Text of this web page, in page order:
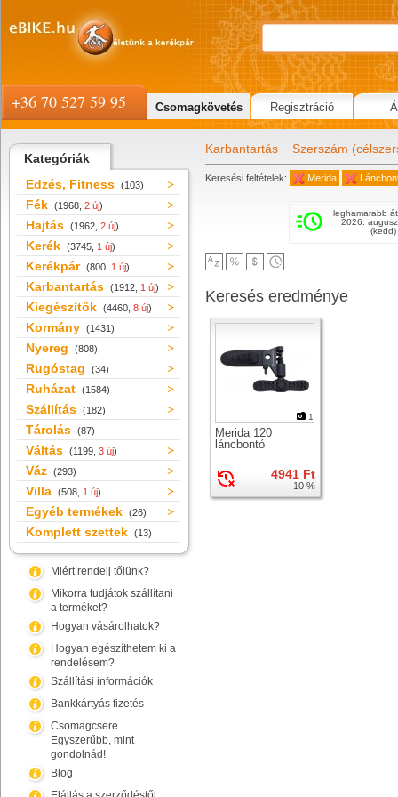
Kategóriák
Edzés, Fitness (103)
Fék (1968, 2 új)
Hajtás (1962, 2 új)
Kerék (3745, 1 új)
Kerékpár (800, 1 új)
Karbantartás (1912, 1 új)
Kiegészítők (4460, 8 új)
Kormány (1431)
Nyereg (808)
Rugóstag (34)
Ruházat (1584)
Szállítás (182)
Tárolás (87)
Váltás (1199, 3 új)
Váz (293)
Villa (508, 1 új)
Egyéb termékek (26)
Komplett szettek (13)
Miért rendelj tőlünk?
Mikorra tudjátok szállítani
a terméket?
Hogyan vásárolhatok?
Hogyan egészíthetem ki a
rendelésem?
Szállítási információk
Bankkártyás fizetés
Csomagcsere.
Egyszerűbb, mint
gondolnád!
Blog
Karbantartás Szerszám
Keresési feltételek: Merida
leghamarabb
2026.
(kedd)
Keresés eredménye
1
Merida 120
láncbontó
4941 Ft
10 %
+36 70 527 59 95 Csomagkövetés Regisztráció